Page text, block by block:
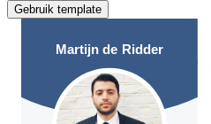
Gebruik template